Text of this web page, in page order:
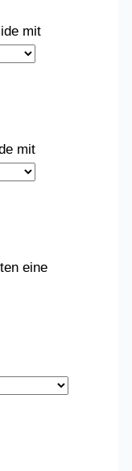
mit
mit
eine